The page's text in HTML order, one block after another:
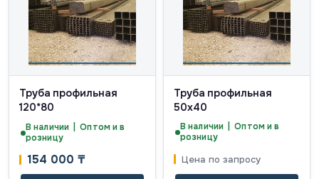
Труба профильная
120*80
В наличии | Оптом и в
розницу
154 000 ₸
Труба профильная
50х40
В наличии | Оптом и в
розницу
Цена по запросу